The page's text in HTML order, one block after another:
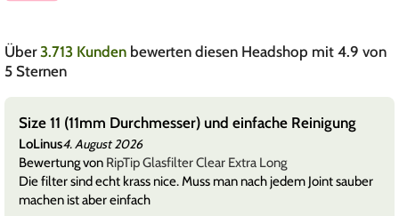
Über3.713 Kunden bewerten diesen Headshop mit 4.9 von
5 Sternen
Wie dünn die einfach sind
Titus4. August 2026
Bewertung von Elements Phantom Papers King Size Slim
Die Papes sind echt brutal dünn und heben den Geschmack krass
hervor. Man kann da ungelogen fast durchgucken. Man